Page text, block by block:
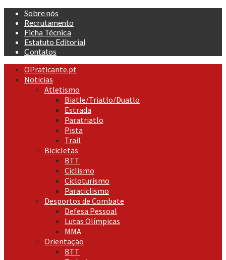
Skip
content
Sobre nós
Recrutamento
Ficha Técnica
Estatuto Editorial
Contatos
Primary
Menu
OPraticante.pt
Noticias
Atletismo
Biatle/Triatlo/Duatlo
Estrada
Paratriatlo
Pista
Trail
Bicicletas
BTT
Ciclismo
Cicloturismo
Paraciclismo
Desportos de Combate
Defesa Pessoal
Lutas Olímpicas
MMA
Orientação
BTT